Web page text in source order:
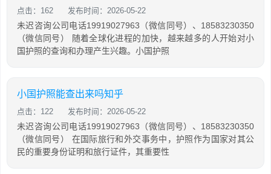
点击：162 发布时间：2026-05-22
未迟咨询公司电话19919027963（微信同号）、18583230350
（微信同号） 随着全球化进程的加快，越来越多的人开始对小
国护照的查询和办理产生兴趣。小国护照
小国护照能查出来吗知乎
点击：122 发布时间：2026-05-22
未迟咨询公司电话19919027963（微信同号）、18583230350
（微信同号） 在国际旅行和外交事务中，护照作为国家对其公
民的重要身份证明和旅行证件，其重要性